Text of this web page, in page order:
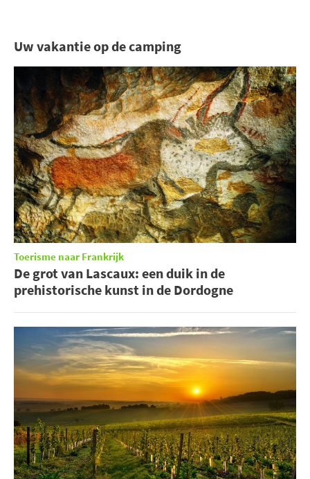
Uw vakantie op de camping
Toerisme naar Frankrijk
De grot van Lascaux: een duik in de
prehistorische kunst in de Dordogne